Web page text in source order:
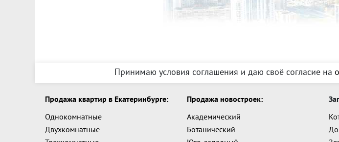
Принимаю условия соглашения и даю своё согласие на
Продажа квартир в Екатеринбурге:
Однокомнатные
Двухкомнатные
Продажа новостроек:
Академический
Ботанический